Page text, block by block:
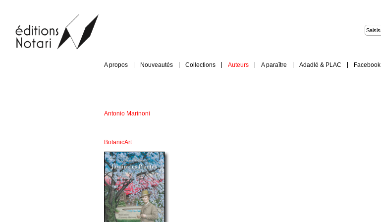
A propos Nouveautés Collections Auteurs A paraître Adadlé & PLAC Facebook
Antonio Marinoni
BotanicArt